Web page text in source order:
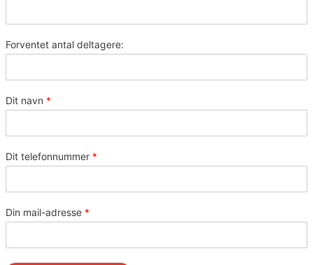
Forventet antal deltagere:
Dit navn *
Dit telefonnummer *
Din mail-adresse *